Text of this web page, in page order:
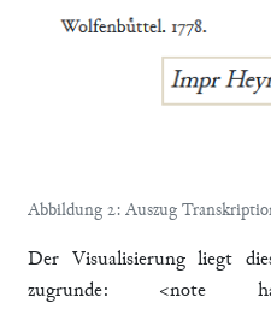
Abbildung 2: Auszug
Der Visualisierung liegt
zugrunde: <note